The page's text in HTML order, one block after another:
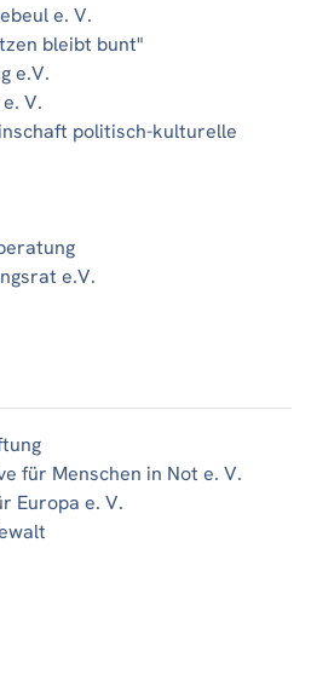
e. V.
bleibt bunt"
e.V.
V.
politisch-kulturelle
e.V.
für Menschen in Not e. V.
Europa e. V.